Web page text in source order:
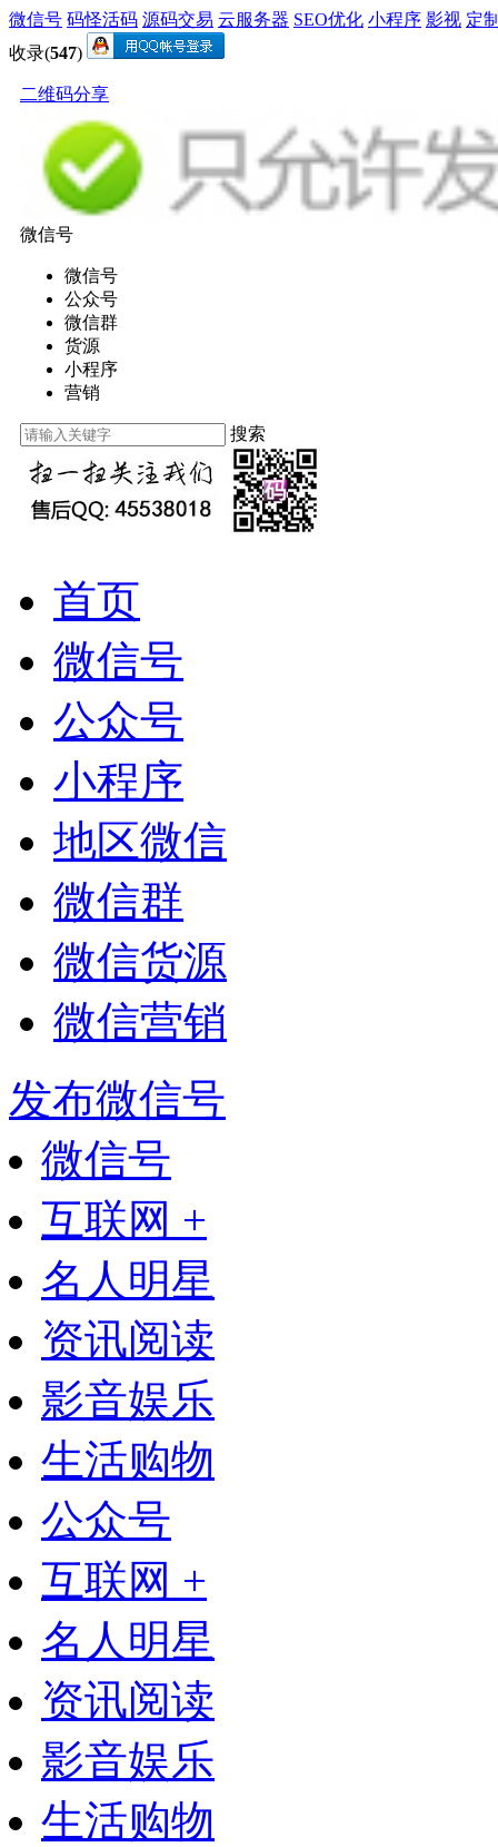
微信号 码怪活码 源码交易 云服务器 SEO优化 小程序 影视 定
收录(547)
二维码分享
微信号
微信号
公众号
微信群
货源
小程序
营销
搜索
首页
微信号
公众号
小程序
地区微信
微信群
微信货源
微信营销
发布微信号
微信号
互联网 +
名人明星
资讯阅读
影音娱乐
生活购物
公众号
互联网 +
名人明星
资讯阅读
影音娱乐
生活购物